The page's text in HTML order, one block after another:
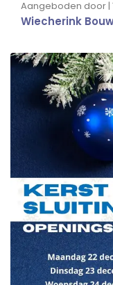
Aangeboden door |
Wiecherink